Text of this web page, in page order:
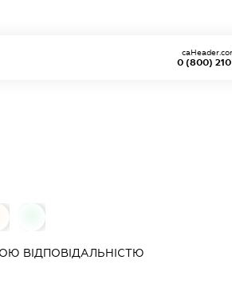
0 (800) 210
ВІДПОВІДАЛЬНІСТЮ